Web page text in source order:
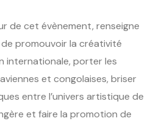
de cet évènement, renseigne
promouvoir la créativité
internationale, porter les
et congolaises, briser
entre l’univers artistique de
et faire la promotion de